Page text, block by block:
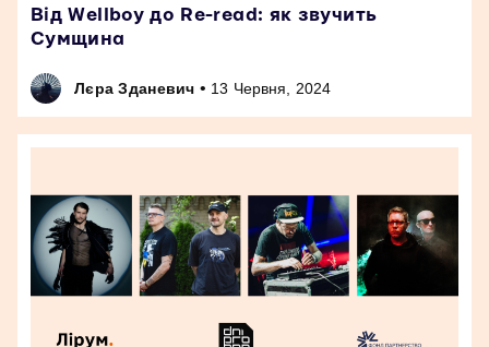
Від Wellboy до Re-read: як звучить
Сумщина
Лєра Зданевич • 13 Червня, 2024